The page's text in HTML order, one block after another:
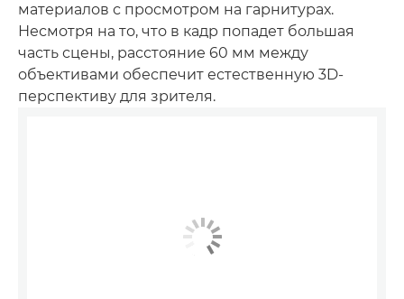
материалов с просмотром на гарнитурах.
Несмотря на то, что в кадр попадет большая
часть сцены, расстояние 60 мм между
объективами обеспечит естественную 3D-
перспективу для зрителя.